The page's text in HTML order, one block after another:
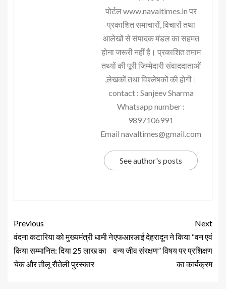
पोर्टल www.navaltimes.in पर
प्रकाशित समाचारों, विचारों तथा
आलेखों से संपादक मंडल का सहमत
होना जरूरी नहीं है। प्रकाशित तमाम
तथ्यों की पूरी जिम्मेदारी संवाददाताओं
,लेखकों तथा विश्लेषकों की होगी।
contact : Sanjeev Sharma
Whatsapp number :
9897106991
Email navaltimes@gmail.com
See author's posts
Previous
वंदना कटारिया को मुख्यमंत्री धामी ने
किया सम्मानित: दिया 25 लाख का
चेक और तीलू रौतेली पुरस्कार
Next
एफआरआई देहरादून ने किया “वन एवं
वन्य जीव संरक्षण” विषय पर प्रशिक्षण
का कार्यक्रम